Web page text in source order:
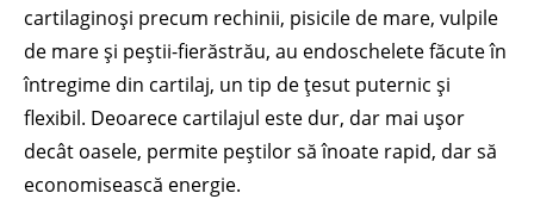
cartilaginoși precum rechinii, pisicile de mare, vulpile
de mare și peștii-fierăstrău, au endoschelete făcute în
întregime din cartilaj, un tip de țesut puternic și
flexibil. Deoarece cartilajul este dur, dar mai ușor
decât oasele, permite peștilor să înoate rapid, dar să
economisească energie.